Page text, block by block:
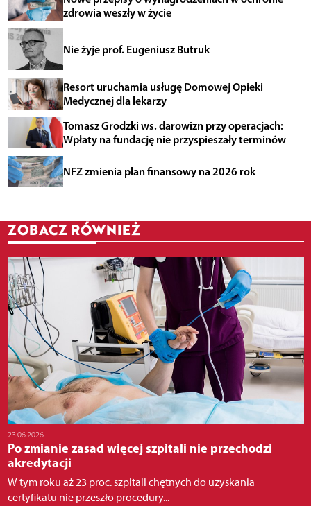
zdrowia weszły w życie
Nie żyje prof. Eugeniusz Butruk
Resort uruchamia usługę Domowej Opieki
Medycznej dla lekarzy
Tomasz Grodzki ws. darowizn przy operacjach:
Wpłaty na fundację nie przyspieszały terminów
NFZ zmienia plan finansowy na 2026 rok
ZOBACZ RÓWNIEŻ
23.06.2026
Po zmianie zasad więcej szpitali nie przechodzi
akredytacji
W tym roku aż 23 proc. szpitali chętnych do uzyskania
certyfikatu nie przeszło procedury...